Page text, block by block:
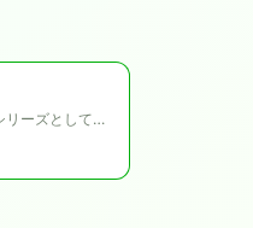
2025年9月29日に Claude Sonnet シリーズとして公開された Claude Sonnet 4.5 は、Claude Opus 4.1 と Claude Haiku 4.5 と並び、長時間の自律的作業やタスク継続、事実ベースの進行管理を目的に設計されたモデルです。